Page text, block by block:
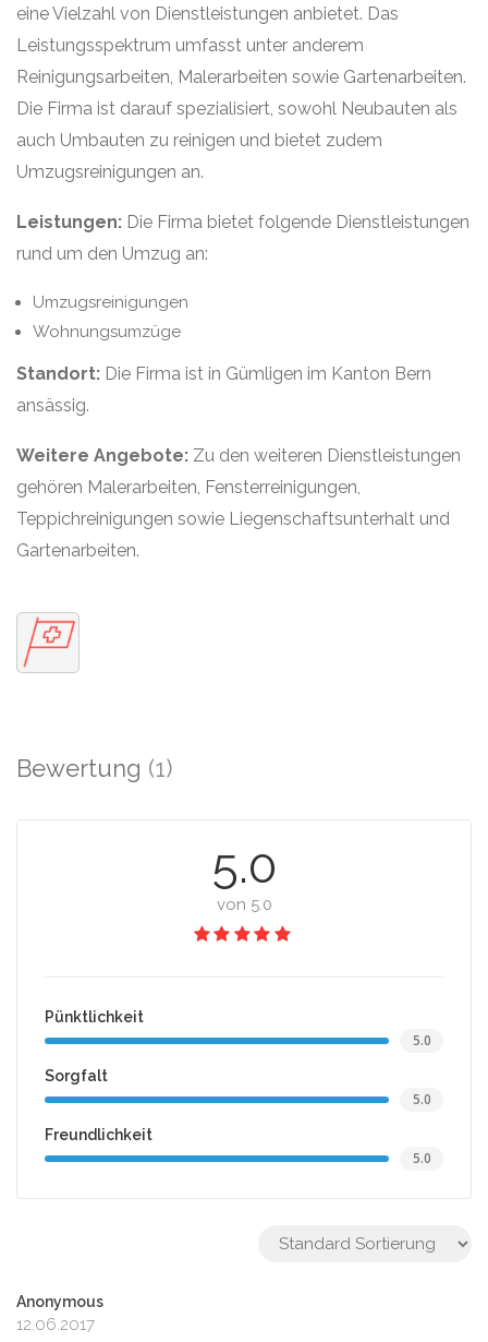
eine Vielzahl von Dienstleistungen anbietet. Das
Leistungsspektrum umfasst unter anderem
Reinigungsarbeiten, Malerarbeiten sowie Gartenarbeiten.
Die Firma ist darauf spezialisiert, sowohl Neubauten als
auch Umbauten zu reinigen und bietet zudem
Umzugsreinigungen an.
Leistungen: Die Firma bietet folgende Dienstleistungen
rund um den Umzug an:
Umzugsreinigungen
Wohnungsumzüge
Standort: Die Firma ist in Gümligen im Kanton Bern
ansässig.
Weitere Angebote: Zu den weiteren Dienstleistungen
gehören Malerarbeiten, Fensterreinigungen,
Teppichreinigungen sowie Liegenschaftsunterhalt und
Gartenarbeiten.
Bewertung (1)
5.0
von 5.0
Pünktlichkeit
5.0
Sorgfalt
5.0
Freundlichkeit
5.0
Anonymous
12.06.2017